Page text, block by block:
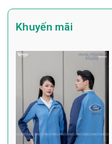
Khuyến mãi